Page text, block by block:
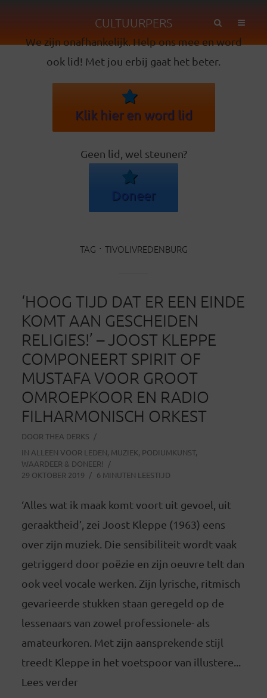
CULTUURPERS
We zijn onafhankelijk. Help ons mee en word
ook lid! Met jou erbij gaat het beter.
Klik hier en word lid
Geen lid, wel steunen?
Doneer
TAG TIVOLIVREDENBURG
‘HOOG TIJD DAT ER EEN EINDE
KOMT AAN GESCHEIDEN
RELIGIES!’ – JOOST KLEPPE
COMPONEERT SPIRIT OF
MUSTAFA VOOR GROOT
OMROEPKOOR EN RADIO
FILHARMONISCH ORKEST
DOOR THEA DERKS
IN ALLEEN VOOR LEDEN, MUZIEK, PODIUMKUNST,
WAARDEER & DONEER!
29 OKTOBER 2019
6 MINUTEN LEESTIJD
‘Alles wat ik maak komt voort uit gevoel, uit
geraaktheid’, zei Joost Kleppe (1963) eens
over zijn muziek. Die sensibiliteit wordt vaak
getriggerd door poëzie en zijn oeuvre telt dan
ook veel vocale werken. Zijn lyrische, ritmisch
gevarieerde stukken staan geregeld op de
lessenaars van zowel professionele- als
amateurkoren. Met zijn aansprekende stijl
treedt Kleppe in het voetspoor van illustere...
Lees verder